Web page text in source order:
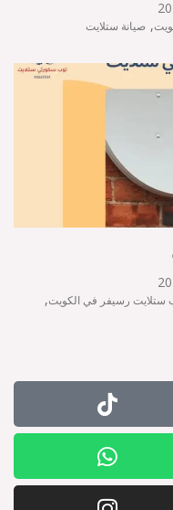
, صيانة ستلايت
ستلايت رسيفر في الكويت,
T
i
k
t
o
W
h
a
t
s
I
n
s
t
a